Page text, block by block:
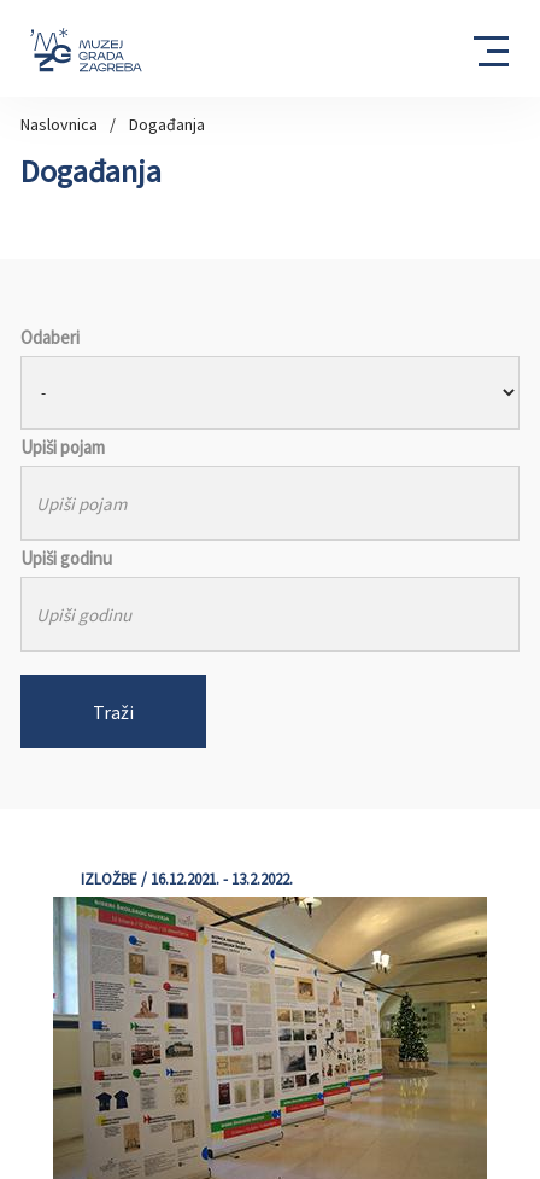
Naslovnica Događanja
Događanja
Odaberi
Upiši pojam
Upiši godinu
Traži
IZLOŽBE / 16.12.2021. - 13.2.2022.